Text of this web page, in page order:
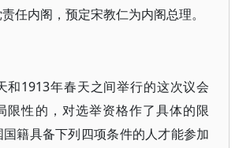
任内阁，预定宋教仁为内阁总理。
和1913年春天之间举行的这次议会
限性的，对选举资格作了具体的限
籍具备下列四项条件的人才能参加